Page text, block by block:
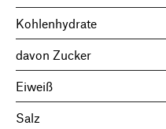
Kohlenhydrate
davon Zucker
Eiweiß
Salz